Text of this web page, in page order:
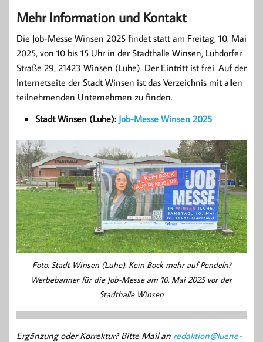
Mehr Information und Kontakt
Die Job-Messe Winsen 2025 findet statt am Freitag, 10. Mai
2025, von 10 bis 15 Uhr in der Stadthalle Winsen, Luhdorfer
Straße 29, 21423 Winsen (Luhe). Der Eintritt ist frei. Auf der
Internetseite der Stadt Winsen ist das Verzeichnis mit allen
teilnehmenden Unternehmen zu finden.
Stadt Winsen (Luhe): Job-Messe Winsen 2025
Foto: Stadt Winsen (Luhe). Kein Bock mehr auf Pendeln?
Werbebanner für die Job-Messe am 10. Mai 2025 vor der
Stadthalle Winsen
Ergänzung oder Korrektur? Bitte Mail an redaktion@luene-